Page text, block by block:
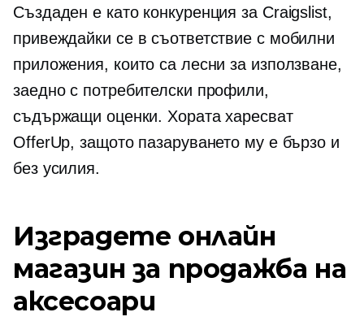
Създаден е като конкуренция за Craigslist,
привеждайки се в съответствие с мобилни
приложения, които са лесни за използване,
заедно с потребителски профили,
съдържащи оценки. Хората харесват
OfferUp, защото пазаруването му е бързо и
без усилия.
Изградете онлайн
магазин за продажба на
аксесоари